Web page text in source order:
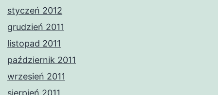
styczeń 2012
grudzień 2011
listopad 2011
październik 2011
wrzesień 2011
sierpień 2011